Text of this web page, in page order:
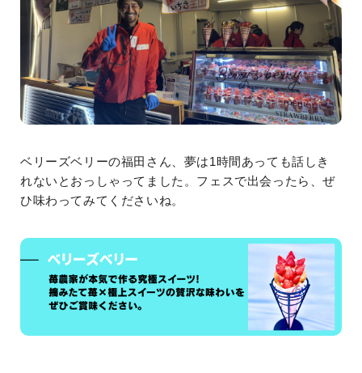
ベリーズベリーの福田さん、夢は1時間あっても話しき
れないとおっしゃってました。フェスで出会ったら、ぜ
ひ味わってみてくださいね。